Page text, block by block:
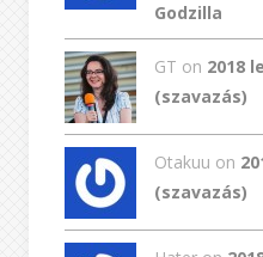
Godzilla
GT on 2018
(szavazás)
Otakuu on
(szavazás)